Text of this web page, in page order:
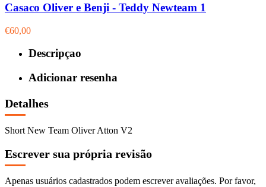
Casaco Oliver e Benji - Teddy Newteam 1
€60,00
Descripçao
Adicionar resenha
Detalhes
Short New Team Oliver Atton V2
Escrever sua própria revisão
Apenas usuários cadastrados podem escrever avaliações. Por favor,